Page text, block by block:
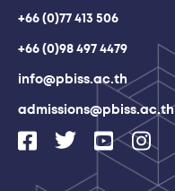
+66 (0)77 413 506
+66 (0)98 497 4479
info@pbiss.ac.th
admissions@pbiss.ac.th